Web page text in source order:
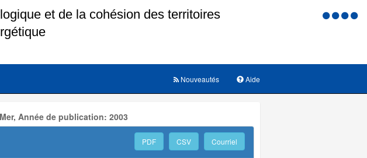
Menu
Aide
Nouveautés
Année de publication: 2003
PDF CSV Courriel